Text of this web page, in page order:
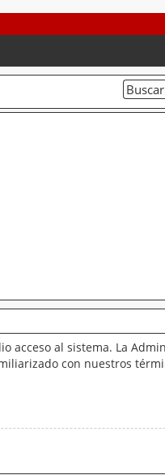
acceso al sistema. La
con nuestros